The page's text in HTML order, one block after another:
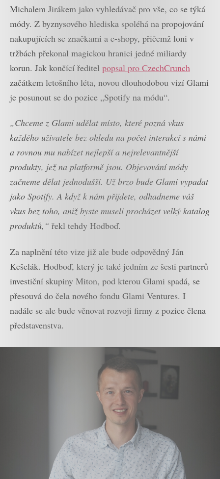
Michalem Jirákem jako vyhledávač pro vše, co se týká
módy. Z byznysového hlediska spoléhá na propojování
nakupujících se značkami a e-shopy, přičemž loni v
tržbách překonal magickou hranici jedné miliardy
korun. Jak končící ředitel popsal pro CzechCrunch
začátkem letošního léta, novou dlouhodobou vizí Glami
je posunout se do pozice „Spotify na módu“.
„Chceme z Glami udělat místo, které pozná vkus
každého uživatele bez ohledu na počet interakcí s námi
a rovnou mu nabízet nejlepší a nejrelevantnější
produkty, jež na platformě jsou. Objevování módy
začneme dělat jednodušší. Už brzo bude Glami vypadat
jako Spotify. A když k nám přijdete, odhadneme váš
vkus bez toho, aniž byste museli procházet velký katalog
produktů,“ řekl tehdy Hodboď.
Za naplnění této vize již ale bude odpovědný Ján
Kešelák. Hodboď, který je také jedním ze šesti partnerů
investiční skupiny Miton, pod kterou Glami spadá, se
přesouvá do čela nového fondu Glami Ventures. I
nadále se ale bude věnovat rozvoji firmy z pozice člena
představenstva.